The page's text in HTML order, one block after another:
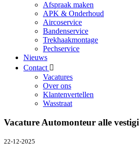
Afspraak maken
APK & Onderhoud
Aircoservice
Bandenservice
Trekhaakmontage
Pechservice
Nieuws
Contact
Vacatures
Over ons
Klantenvertellen
Wasstraat
Vacature Automonteur alle
22-12-2025